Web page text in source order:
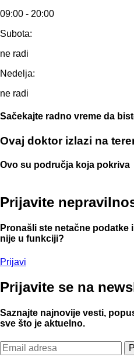
09:00 - 20:00
Subota:
ne radi
Nedelja:
ne radi
Sačekajte radno vreme da
Ovaj doktor izlazi na
Ovo su područja koja pokriva
Prijavite
Pronašli ste netačne
nije u funkciji?
Prijavi
Prijavite se na
Saznajte najnovije vesti,
sve što je aktuelno.